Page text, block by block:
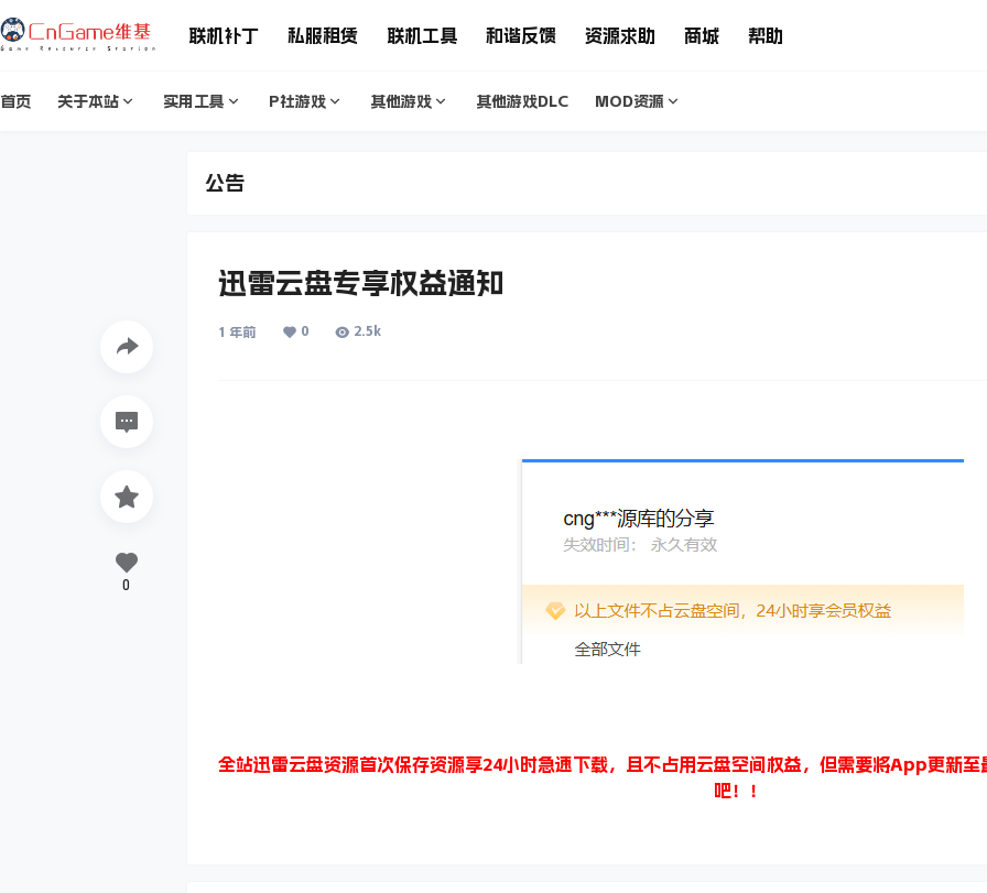
联机补丁 私服租赁 联机工具 和谐反馈 资源求助 商城 帮助
首页 关于本站 实用工具 P社游戏 其他游戏 其他游戏DLC MOD资源
公告
迅雷云盘专享权益通知
1 年前 0 2.5k
全站迅雷云盘资源首次保存资源享24小时急速下载，且不占用云盘空间权益，但需要将App更新
吧！！
0